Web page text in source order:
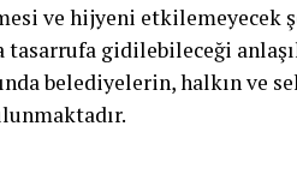
ve hijyeni etkilemeyecek
gidilebileceği
belediyelerin, halkın ve